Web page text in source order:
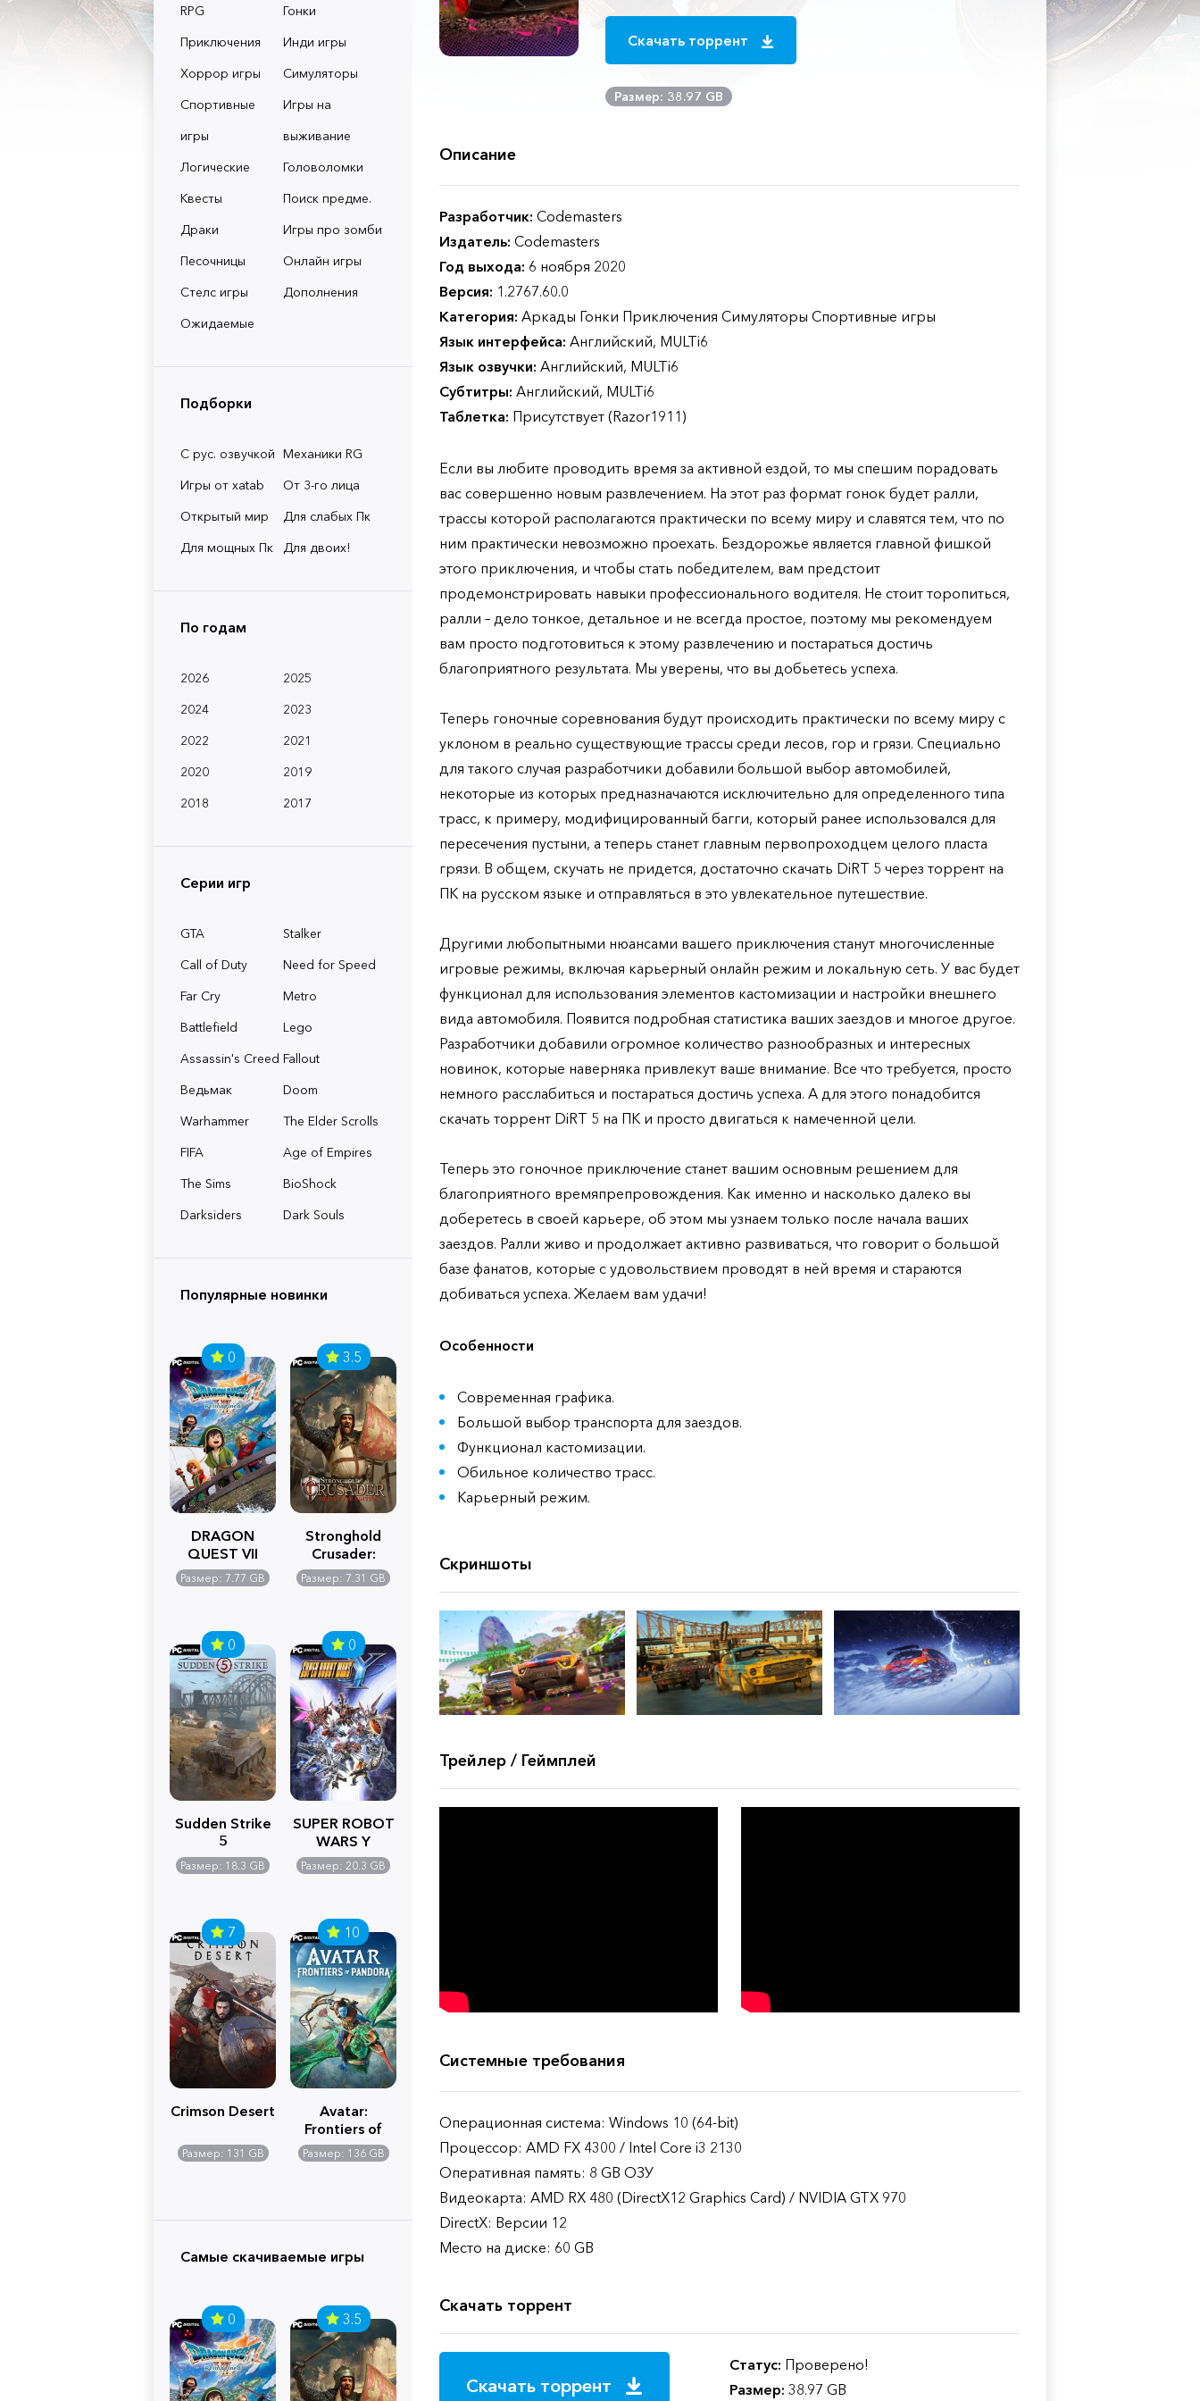
RPG
Гонки
Приключения
Инди игры
Хоррор игры
Симуляторы
Спортивные
игры
Игры на
выживание
Логические
Головоломки
Квесты
Поиск предме.
Драки
Игры про зомби
Песочницы
Онлайн игры
Стелс игры
Дополнения
Ожидаемые
Подборки
С рус. озвучкой Механики RG
Игры от xatab
От 3-го лица
Открытый мир
Для слабых Пк
Для мощных Пк
Для двоих!
По годам
2026
2025
2024
2023
2022
2021
2020
2019
2018
2017
Серии игр
GTA
Stalker
Call of Duty
Need for Speed
Far Cry
Metro
Battlefield
Lego
Assassin's Creed Fallout
Ведьмак
Doom
Warhammer
The Elder Scrolls
FIFA
Age of Empires
The Sims
BioShock
Darksiders
Dark Souls
Популярные новинки
0
DRAGON
QUEST VII
Reimagined
Размер: 7.77 GB
3.5
Stronghold
Crusader:
Definitive
Edition
Размер: 7.31 GB
0
Sudden Strike
5
Размер: 18.3 GB
0
SUPER ROBOT
WARS Y
Размер: 20.3 GB
7
Crimson Desert
Размер: 131 GB
10
Avatar:
Frontiers of
Pandora
Размер: 136 GB
Самые скачиваемые игры
0 3.5
Скачать торрент
Размер: 38.97 GB
Описание
Разработчик: Codemasters
Издатель: Codemasters
Год выхода: 6 ноября 2020
Версия: 1.2767.60.0
Категория: Аркады Гонки Приключения Симуляторы Спортивные игры
Язык интерфейса: Английский, MULTi6
Язык озвучки: Английский, MULTi6
Субтитры: Английский, MULTi6
Таблетка: Присутствует (Razor1911)
Если вы любите проводить время за активной ездой, то мы спешим порадовать
вас совершенно новым развлечением. На этот раз формат гонок будет ралли,
трассы которой располагаются практически по всему миру и славятся тем, что по
ним практически невозможно проехать. Бездорожье является главной фишкой
этого приключения, и чтобы стать победителем, вам предстоит
продемонстрировать навыки профессионального водителя. Не стоит торопиться,
ралли – дело тонкое, детальное и не всегда простое, поэтому мы рекомендуем
вам просто подготовиться к этому развлечению и постараться достичь
благоприятного результата. Мы уверены, что вы добьетесь успеха.
Теперь гоночные соревнования будут происходить практически по всему миру с
уклоном в реально существующие трассы среди лесов, гор и грязи. Специально
для такого случая разработчики добавили большой выбор автомобилей,
некоторые из которых предназначаются исключительно для определенного типа
трасс, к примеру, модифицированный багги, который ранее использовался для
пересечения пустыни, а теперь станет главным первопроходцем целого пласта
грязи. В общем, скучать не придется, достаточно скачать DiRT 5 через торрент на
ПК на русском языке и отправляться в это увлекательное путешествие.
Другими любопытными нюансами вашего приключения станут многочисленные
игровые режимы, включая карьерный онлайн режим и локальную сеть. У вас будет
функционал для использования элементов кастомизации и настройки внешнего
вида автомобиля. Появится подробная статистика ваших заездов и многое другое.
Разработчики добавили огромное количество разнообразных и интересных
новинок, которые наверняка привлекут ваше внимание. Все что требуется, просто
немного расслабиться и постараться достичь успеха. А для этого понадобится
скачать торрент DiRT 5 на ПК и просто двигаться к намеченной цели.
Теперь это гоночное приключение станет вашим основным решением для
благоприятного времяпрепровождения. Как именно и насколько далеко вы
доберетесь в своей карьере, об этом мы узнаем только после начала ваших
заездов. Ралли живо и продолжает активно развиваться, что говорит о большой
базе фанатов, которые с удовольствием проводят в ней время и стараются
добиваться успеха. Желаем вам удачи!
Особенности
Современная графика.
Большой выбор транспорта для заездов.
Функционал кастомизации.
Обильное количество трасс.
Карьерный режим.
Скриншоты
Трейлер / Геймплей
Системные требования
Операционная система: Windows 10 (64-bit)
Процессор: AMD FX 4300 / Intel Core i3 2130
Оперативная память: 8 GB ОЗУ
Видеокарта: AMD RX 480 (DirectX12 Graphics Card) / NVIDIA GTX 970
DirectX: Версии 12
Место на диске: 60 GB
Скачать торрент
Скачать торрент
Статус: Проверено!
Размер: 38.97 GB